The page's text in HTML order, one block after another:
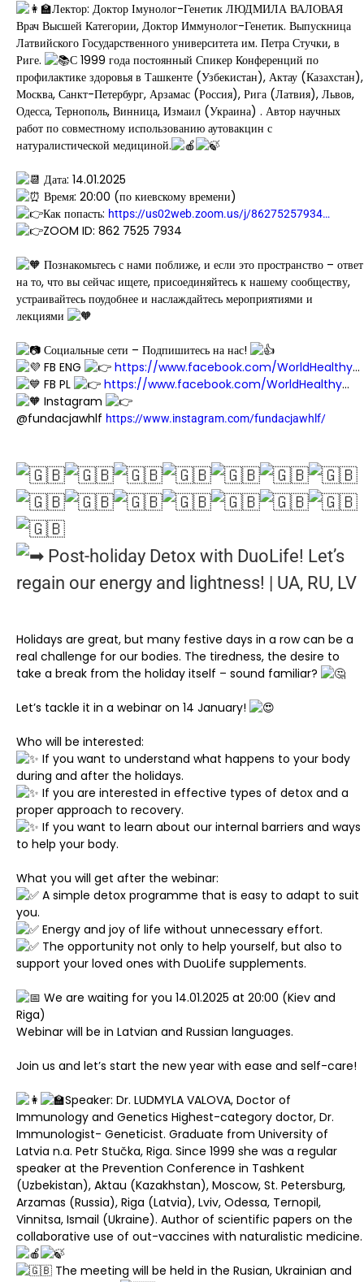
Лектор: Доктор Імунолог-Генетик ЛЮДМИЛА ВАЛОВАЯ
Врач Высшей Категории, Доктор Иммунолог-Генетик. Выпускница
Латвийского Государственного университета им. Петра Стучки, в
Риге.
С 1999 года постоянный Спикер Конференций по
профилактике здоровья в Ташкенте (Узбекистан), Актау (Казахстан),
Москва, Санкт-Петербург, Арзамас (Россия), Рига (Латвия), Львов,
Одесса, Тернополь, Винница, Измаил (Украина) . Автор научных
работ по совместному использованию аутовакцин с
натуралистической медициной.
Дата: 14.01.2025
Время: 20:00 (по киевскому времени)
Как попасть: https://us02web.zoom.us/j/86275257934…
ZOOM ID: 862 7525 7934
Познакомьтесь с нами поближе, и если это пространство – ответ
на то, что вы сейчас ищете, присоединяйтесь к нашему сообществу,
устраивайтесь поудобнее и наслаждайтесь мероприятиями и
лекциями
Социальные сети – Подпишитесь на нас!
FB ENG
https://www.facebook.com/WorldHealthy…
FB PL
https://www.facebook.com/WorldHealthy…
Instagram
@fundacjawhlf https://www.instagram.com/fundacjawhlf/
Post-holiday Detox with DuoLife! Let’s
regain our energy and lightness! | UA, RU, LV
Holidays are great, but many festive days in a row can be a
real challenge for our bodies. The tiredness, the desire to
take a break from the holiday itself – sound familiar?
Let’s tackle it in a webinar on 14 January!
Who will be interested:
If you want to understand what happens to your body
during and after the holidays.
If you are interested in effective types of detox and a
proper approach to recovery.
If you want to learn about our internal barriers and ways
to help your body.
What you will get after the webinar:
A simple detox programme that is easy to adapt to suit
you.
Energy and joy of life without unnecessary effort.
The opportunity not only to help yourself, but also to
support your loved ones with DuoLife supplements.
We are waiting for you 14.01.2025 at 20:00 (Kiev and
Riga)
Webinar will be in Latvian and Russian languages.
Join us and let’s start the new year with ease and self-care!
Speaker: Dr. LUDMYLA VALOVA, Doctor of
Immunology and Genetics Highest-category doctor, Dr.
Immunologist- Geneticist. Graduate from University of
Latvia n.a. Petr Stučka, Riga. Since 1999 she was a regular
speaker at the Prevention Conference in Tashkent
(Uzbekistan), Aktau (Kazakhstan), Moscow, St. Petersburg,
Arzamas (Russia), Riga (Latvia), Lviv, Odessa, Ternopil,
Vinnitsa, Ismail (Ukraine). Author of scientific papers on the
collaborative use of out-vaccines with naturalistic medicine.
The meeting will be held in the Rusian, Ukrainian and